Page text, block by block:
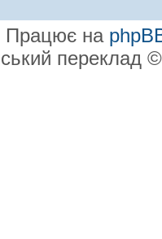
Працює на
переклад